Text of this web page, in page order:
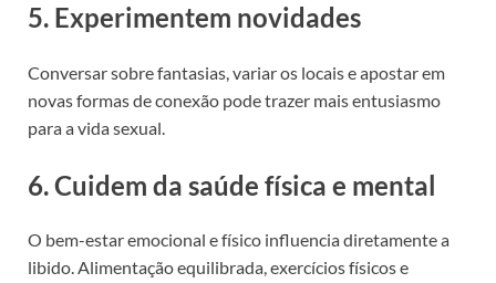
5. Experimentem novidades
Conversar sobre fantasias, variar os locais e apostar em
novas formas de conexão pode trazer mais entusiasmo
para a vida sexual.
6. Cuidem da saúde física e mental
O bem-estar emocional e físico influencia diretamente a
libido. Alimentação equilibrada, exercícios físicos e